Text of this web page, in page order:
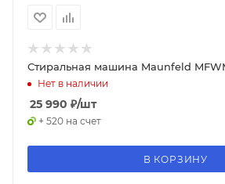
Стиральная машина Maunfeld
Нет в наличии
25 990 ₽/шт
+ 520 на счет
В КОРЗИНУ